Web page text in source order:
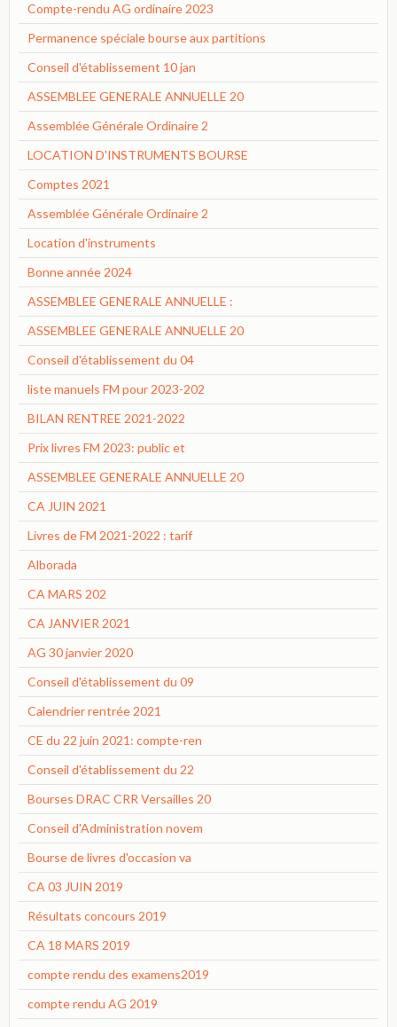
Compte-rendu AG ordinaire 2023
Permanence spéciale bourse aux partitions
Conseil d'établissement 10 jan
ASSEMBLEE GENERALE ANNUELLE 20
Assemblée Générale Ordinaire 2
LOCATION D'INSTRUMENTS BOURSE
Comptes 2021
Assemblée Générale Ordinaire 2
Location d'instruments
Bonne année 2024
ASSEMBLEE GENERALE ANNUELLE :
ASSEMBLEE GENERALE ANNUELLE 20
Conseil d'établissement du 04
liste manuels FM pour 2023-202
BILAN RENTREE 2021-2022
Prix livres FM 2023: public et
ASSEMBLEE GENERALE ANNUELLE 20
CA JUIN 2021
Livres de FM 2021-2022 : tarif
Alborada
CA MARS 202
CA JANVIER 2021
AG 30 janvier 2020
Conseil d'établissement du 09
Calendrier rentrée 2021
CE du 22 juin 2021: compte-ren
Conseil d'établissement du 22
Bourses DRAC CRR Versailles 20
Conseil d'Administration novem
Bourse de livres d'occasion va
CA 03 JUIN 2019
Résultats concours 2019
CA 18 MARS 2019
compte rendu des examens2019
compte rendu AG 2019